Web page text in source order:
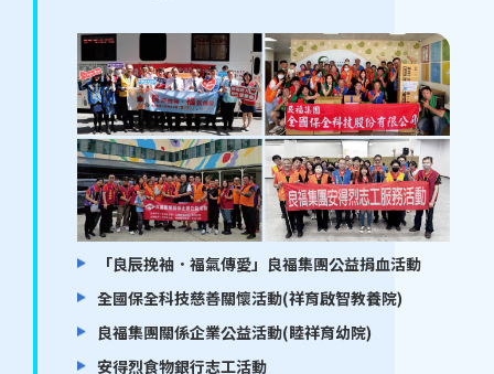
「良辰挽袖．福氣傳愛」良福集團公益捐血活動
全國保全科技慈善關懷活動(祥育啟智教養院)
良福集團關係企業公益活動(睦祥育幼院)
安得烈食物銀行志工活動